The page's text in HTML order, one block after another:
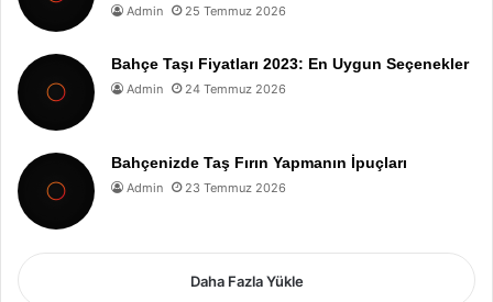
Admin 25 Temmuz 2026
Bahçe Taşı Fiyatları 2023: En Uygun Seçenekler
Admin 24 Temmuz 2026
Bahçenizde Taş Fırın Yapmanın İpuçları
Admin 23 Temmuz 2026
Daha Fazla Yükle